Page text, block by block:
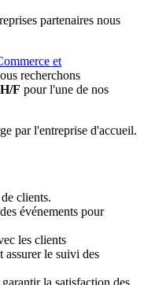
partenaires nous
et
recherchons
F pour l'une de nos
par l'entreprise d'accueil.
clients.
événements pour
les clients
assurer le suivi des